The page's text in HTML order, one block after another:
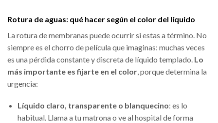
Rotura de aguas: qué hacer según el color del líquido
La rotura de membranas puede ocurrir si estas a término. No
siempre es el chorro de película que imaginas: muchas veces
es una pérdida constante y discreta de líquido templado. Lo
más importante es fijarte en el color , porque determina la
urgencia:
Líquido claro, transparente o blanquecino: es lo
habitual. Llama a tu matrona o ve al hospital de forma